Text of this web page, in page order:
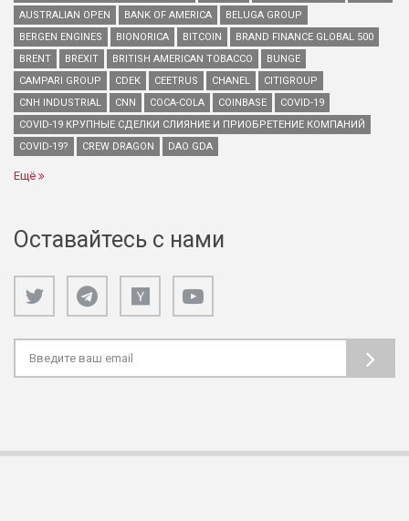
AUSTRALIAN OPEN
BANK OF AMERICA
BELUGA GROUP
BERGEN ENGINES
BIONORICA BITCOIN
BRAND FINANCE GLOBAL 500
BRENT
BREXIT BRITISH AMERICAN TOBACCO
BUNGE
CAMPARI GROUP
CDEK CEETRUS CHANEL
CITIGROUP
CNH INDUSTRIAL
CNN COCA-COLA COINBASE
COVID-19
COVID-19 КРУПНЫЕ СДЕЛКИ СЛИЯНИЕ И ПРИОБРЕТЕНИЕ КОМПАНИЙ
COVID-19?
CREW DRAGON DAO GDA
Ещё
Оставайтесь с нами